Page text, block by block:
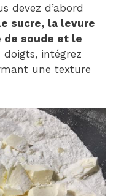
devez d’abord
sucre, la levure
de soude et le
intégrez
une texture